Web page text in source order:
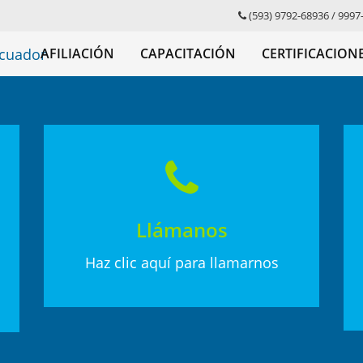
(593) 9792-68936/
AFILIACIÓN CAPACITACIÓN
Llámanos
Haz clic aquí para llamarnos